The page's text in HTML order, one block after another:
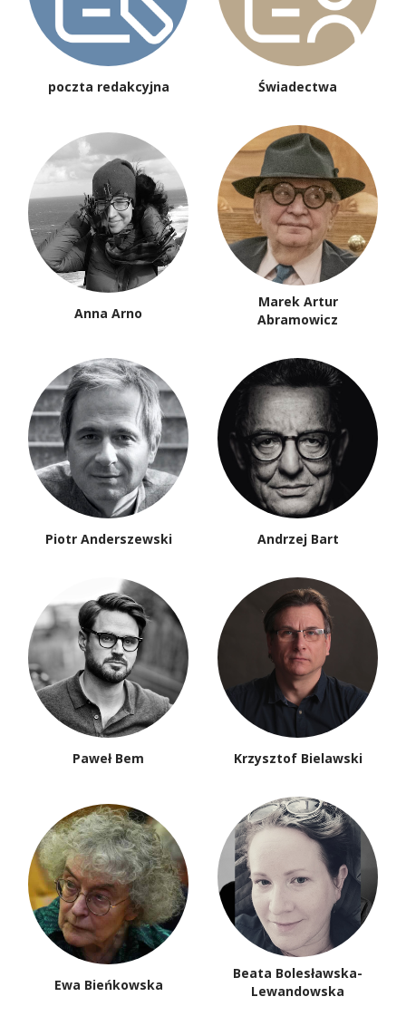
poczta redakcyjna Świadectwa
Anna Arno
Marek Artur
Abramowicz
Piotr Anderszewski Andrzej Bart
Paweł Bem Krzysztof Bielawski
Ewa Bieńkowska
Beata Bolesławska-
Lewandowska